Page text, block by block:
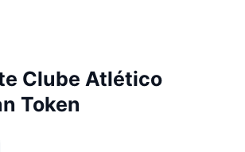
Clube Atlético
Token